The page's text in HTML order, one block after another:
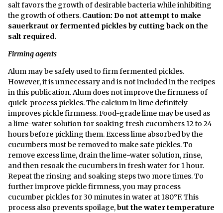
salt favors the growth of desirable bacteria while inhibiting
the growth of others. Caution: Do not attempt to make
sauerkraut or fermented pickles by cutting back on the
salt required.
Firming agents
Alum may be safely used to firm fermented pickles.
However, it is unnecessary and is not included in the recipes
in this publication. Alum does not improve the firmness of
quick-process pickles. The calcium in lime definitely
improves pickle firmness. Food-grade lime may be used as
a lime-water solution for soaking fresh cucumbers 12 to 24
hours before pickling them. Excess lime absorbed by the
cucumbers must be removed to make safe pickles. To
remove excess lime, drain the lime-water solution, rinse,
and then resoak the cucumbers in fresh water for 1 hour.
Repeat the rinsing and soaking steps two more times. To
further improve pickle firmness, you may process
cucumber pickles for 30 minutes in water at 180°F. This
process also prevents spoilage,but the water temperature